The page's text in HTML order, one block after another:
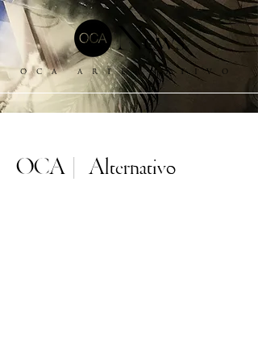
OCA ARTERNATIVO
OCA | Alternativo